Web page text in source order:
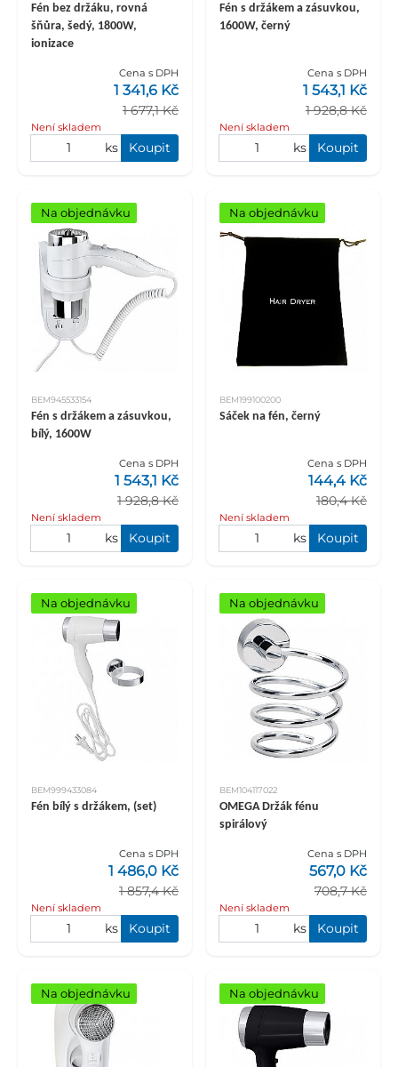
Fén bez držáku, rovná
šňůra, šedý, 1800W,
ionizace
Cena s DPH
1 677,1 Kč
1 341,6 Kč
Není skladem
ks Koupit
Fén s držákem a zásuvkou,
1600W, černý
Cena s DPH
1 928,8 Kč
1 543,1 Kč
Není skladem
ks Koupit
Na objednávku
BEM945533154
Fén s držákem a zásuvkou,
bílý, 1600W
Cena s DPH
1 928,8 Kč
1 543,1 Kč
Není skladem
ks Koupit
Na objednávku
BEM199100200
Sáček na fén, černý
Cena s DPH
180,4 Kč
144,4 Kč
Není skladem
ks Koupit
Na objednávku
BEM999433084
Fén bílý s držákem, (set)
Cena s DPH
1 857,4 Kč
1 486,0 Kč
Není skladem
ks Koupit
Na objednávku
BEM104117022
OMEGA Držák fénu
spirálový
Cena s DPH
708,7 Kč
567,0 Kč
Není skladem
ks Koupit
Na objednávku Na objednávku